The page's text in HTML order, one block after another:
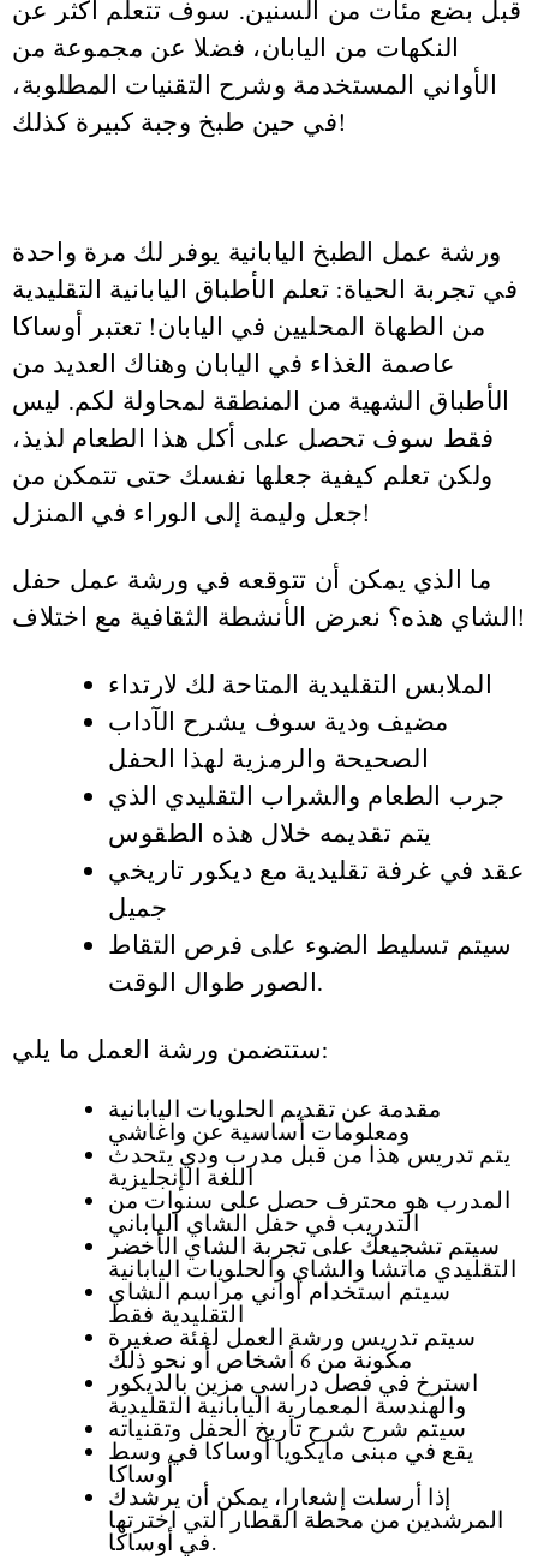
قبل بضع مئات من السنين. سوف تتعلم أكثر عن
النكهات من اليابان، فضلا عن مجموعة من
الأواني المستخدمة وشرح التقنيات المطلوبة،
في حين طبخ وجبة كبيرة كذلك!
ورشة عمل الطبخ اليابانية يوفر لك مرة واحدة
في تجربة الحياة: تعلم الأطباق اليابانية التقليدية
من الطهاة المحليين في اليابان! تعتبر أوساكا
عاصمة الغذاء في اليابان وهناك العديد من
الأطباق الشهية من المنطقة لمحاولة لكم. ليس
فقط سوف تحصل على أكل هذا الطعام لذيذ،
ولكن تعلم كيفية جعلها نفسك حتى تتمكن من
جعل وليمة إلى الوراء في المنزل!
ما الذي يمكن أن تتوقعه في ورشة عمل حفل
الشاي هذه؟ نعرض الأنشطة الثقافية مع اختلاف!
الملابس التقليدية المتاحة لك لارتداء
مضيف ودية سوف يشرح الآداب
الصحيحة والرمزية لهذا الحفل
جرب الطعام والشراب التقليدي الذي
يتم تقديمه خلال هذه الطقوس
عقد في غرفة تقليدية مع ديكور تاريخي
جميل
سيتم تسليط الضوء على فرص التقاط
الصور طوال الوقت.
ستتضمن ورشة العمل ما يلي:
مقدمة عن تقديم الحلويات اليابانية
ومعلومات أساسية عن واغاشي
يتم تدريس هذا من قبل مدرب ودي يتحدث
اللغة الإنجليزية
المدرب هو محترف حصل على سنوات من
التدريب في حفل الشاي الياباني
سيتم تشجيعك على تجربة الشاي الأخضر
التقليدي ماتشا والشاي والحلويات اليابانية
سيتم استخدام أواني مراسم الشاي
التقليدية فقط
سيتم تدريس ورشة العمل لفئة صغيرة
مكونة من 6 أشخاص أو نحو ذلك
استرخ في فصل دراسي مزين بالديكور
والهندسة المعمارية اليابانية التقليدية
سيتم شرح شرح تاريخ الحفل وتقنياته
يقع في مبنى مايكويا أوساكا في وسط
أوساكا
إذا أرسلت إشعارا، يمكن أن يرشدك
المرشدين من محطة القطار التي اخترتها
في أوساكا.